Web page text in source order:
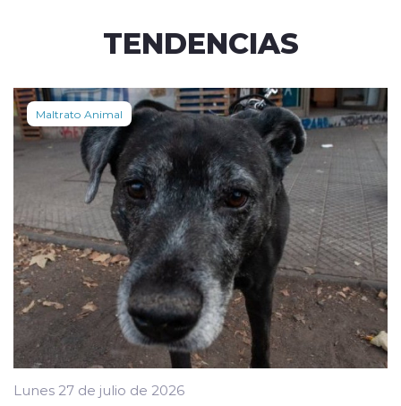
TENDENCIAS
Maltrato Animal
Lunes 27 de julio de 2026